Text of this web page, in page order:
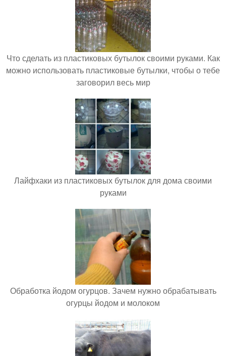
Что сделать из пластиковых бутылок своими руками. Как
можно использовать пластиковые бутылки, чтобы о тебе
заговорил весь мир
Лайфхаки из пластиковых бутылок для дома своими
руками
Обработка йодом огурцов. Зачем нужно обрабатывать
огурцы йодом и молоком